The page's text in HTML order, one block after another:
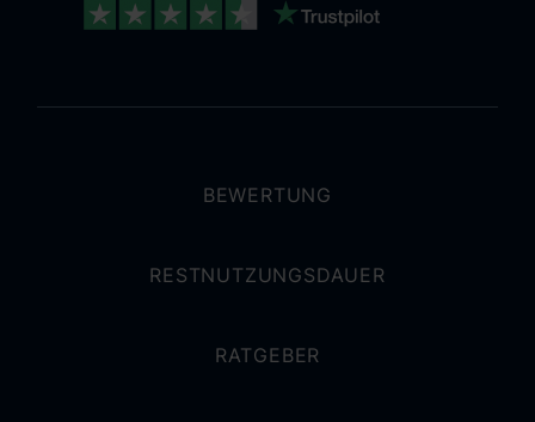
BEWERTUNG
RESTNUTZUNGSDAUER
RATGEBER